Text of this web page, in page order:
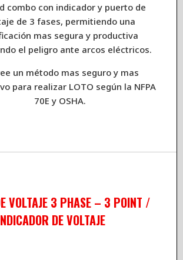
combo con indicador y puerto de
de 3 fases, permitiendo una
mas segura y productiva
el peligro ante arcos eléctricos.
un método mas seguro y mas
para realizar LOTO según la NFPA
70E y OSHA.
VOLTAJE 3 PHASE – 3 POINT /
DE VOLTAJE